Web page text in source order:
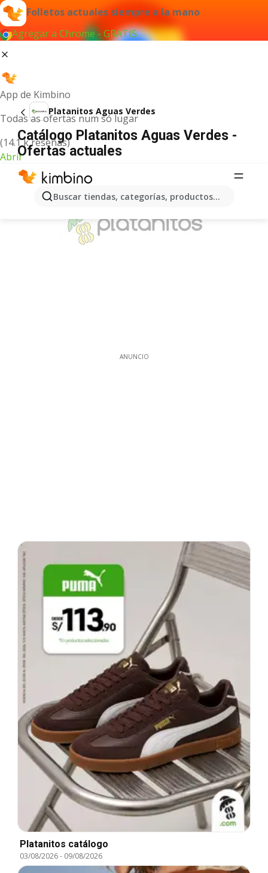
Folletos actuales siempre a la mano
Agregar a Chrome - GRATIS
App de Kimbino
Todas as ofertas num só lugar
(14.1 k reseñas)
Abrir
Buscar tiendas, categorías, productos...
Platanitos Aguas Verdes
Catálogo Platanitos Aguas Verdes -
Ofertas actuales
ANUNCIO
Platanitos catálogo
03/08/2026- 09/08/2026